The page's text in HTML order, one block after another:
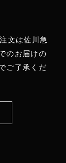
文は佐川急
のお届けの
ご了承くだ